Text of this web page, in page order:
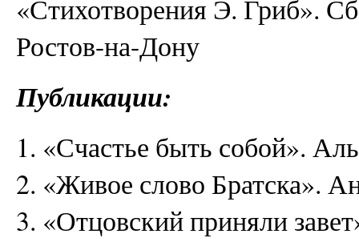
«Стихотворения Э. Гриб».
Ростов-на-Дону
Публикации:
1. «Счастье быть собой».
2. «Живое слово Братска».
3. «Отцовский приняли